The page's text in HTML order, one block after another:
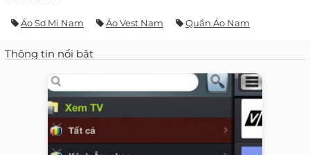
Áo Sơ Mi Nam Áo Vest Nam Quần Áo Nam
Thông tin nổi bật